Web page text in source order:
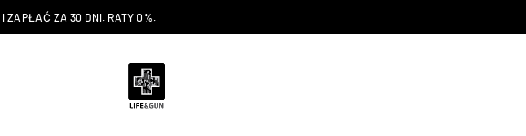
ZAPŁAĆ ZA 30 DNI. RATY 0%.